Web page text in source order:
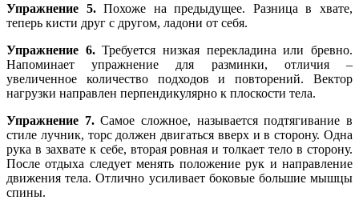
Упражнение 5.Похоже на предыдущее. Разница в хвате,
теперь кисти друг с другом, ладони от себя.
Упражнение 6.Требуется низкая перекладина или бревно.
Напоминает упражнение для разминки, отличия –
увеличенное количество подходов и повторений. Вектор
нагрузки направлен перпендикулярно к плоскости тела.
Упражнение 7.Самое сложное, называется подтягивание в
стиле лучник, торс должен двигаться вверх и в сторону. Одна
рука в захвате к себе, вторая ровная и толкает тело в сторону.
После отдыха следует менять положение рук и направление
движения тела. Отлично усиливает боковые большие мышцы
спины.